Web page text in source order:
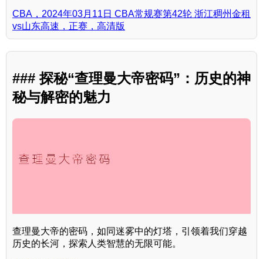
CBA，2024年03月11日 CBA常规赛第42轮 浙江稠州金租
vs山东高速，正赛，高清版
### 探秘“查理曼大帝密码”：历史的神
秘与解密的魅力
查理曼大帝的密码，如同迷雾中的灯塔，引领着我们穿越
历史的长河，探索人类智慧的无限可能。